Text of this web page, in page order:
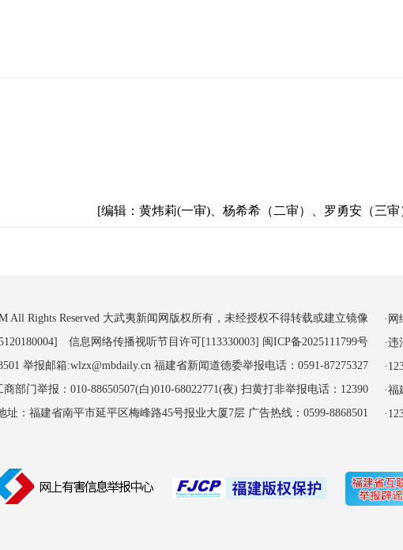
[编辑：黄炜莉(一审)、杨希希（二审）、罗勇安（三审
All Rights Reserved 大武夷新闻网版权所有，未经授权不得转载或建立镜像
信息网络传播视听节目许可[113330003] 闽ICP备2025111799号
举报邮箱:wlzx@mbdaily.cn 福建省新闻道德委举报电话：0591-87275327
部门举报：010-88650507(白)010-68022771(夜) 扫黄打非举报电话：12390
址：福建省南平市延平区梅峰路45号报业大厦7层 广告热线：0599-8868501
·
·
·